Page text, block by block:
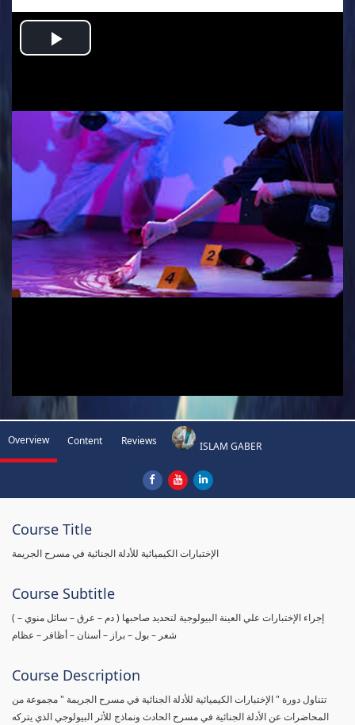
Play
Overview Content Reviews ISLAM GABER
Course Title
الإختبارات الكيميائية للأدلة الجنائية في مسرح الجريمة
Course Subtitle
( إجراء الإختبارات علي العينة البيولوجية لتحديد صاحبها ( دم – عرق – سائل منوي –
شعر – بول – براز – أسنان – أظافر – عظام
Course Description
تتناول دورة " الإختبارات الكيميائية للأدلة الجنائية في مسرح الجريمة " مجموعة من
المحاضرات عن الأدلة الجنائية في مسرح الحادث ونماذج للأثر البيولوجي الذي يتركه